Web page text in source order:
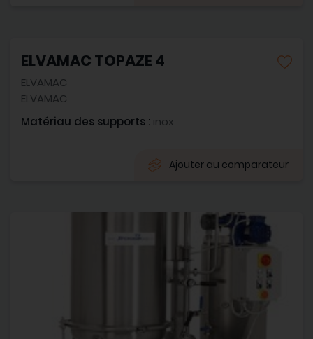
ELVAMAC TOPAZE 4
ELVAMAC
ELVAMAC
Matériau des supports : inox
Ajouter au comparateur